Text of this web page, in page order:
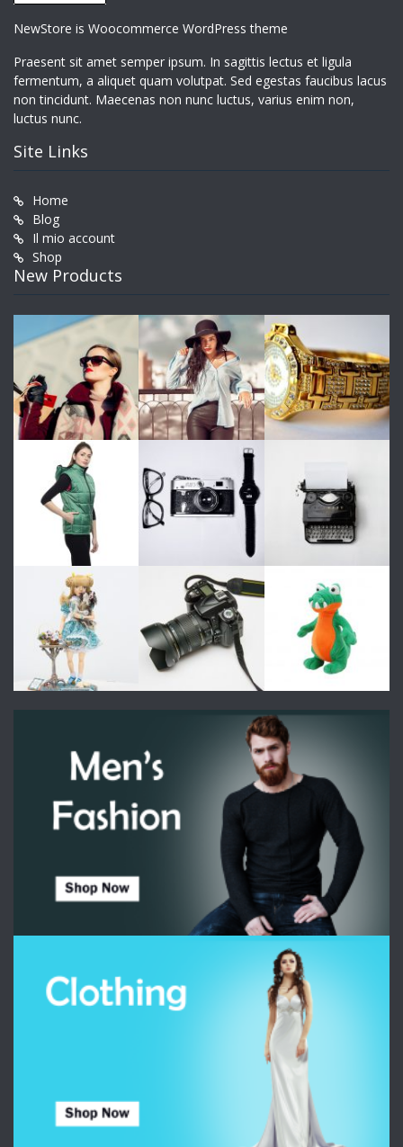
NewStore is Woocommerce WordPress theme
Praesent sit amet semper ipsum. In sagittis lectus et ligula
fermentum, a aliquet quam volutpat. Sed egestas faucibus lacus
non tincidunt. Maecenas non nunc luctus, varius enim non,
luctus nunc.
Site Links
Home
Blog
Il mio account
Shop
New Products